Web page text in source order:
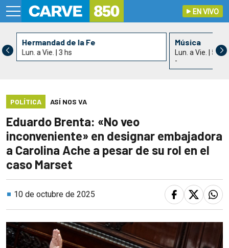
EN VIVO
Hermandad de la Fe
Lun. a Vie. | 3 hs
Música
Lun. a Vie. | 5 hs
-
POLÍTICA ASÍ NOS VA
Eduardo Brenta: «No veo
inconveniente» en designar embajadora
a Carolina Ache a pesar de su rol en el
caso Marset
10 de octubre de 2025